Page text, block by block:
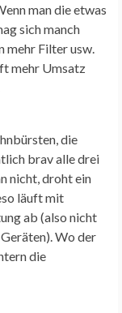
man die etwas
sich manch
mehr Filter usw.
mehr Umsatz
die
brav alle drei
nicht, droht ein
läuft mit
ab (also nicht
Wo der
die